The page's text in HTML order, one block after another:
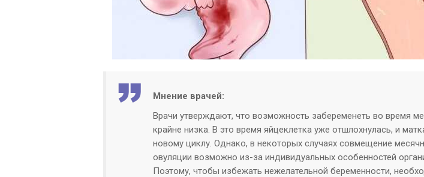
Мнение врачей:
Врачи утверждают, что возможность забеременеть во время
крайне низка. В это время яйцеклетка уже отшлохнулась, и
новому циклу. Однако, в некоторых случаях совмещение
овуляции возможно из-за индивидуальных особенностей
Поэтому, чтобы избежать нежелательной беременности,